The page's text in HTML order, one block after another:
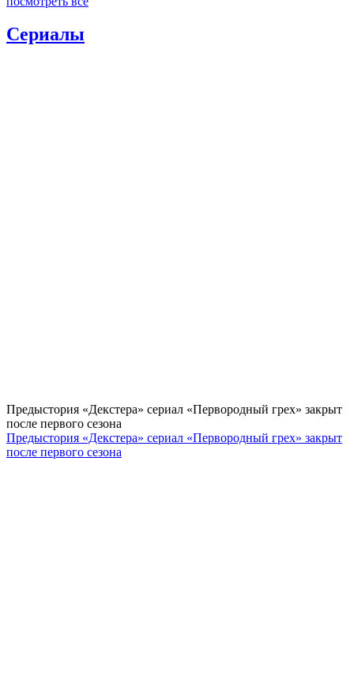
Сериалы
Предыстория «Декстера» сериал «Первородный грех» закрыт
после первого сезона
Предыстория «Декстера» сериал «Первородный грех» закрыт
после первого сезона